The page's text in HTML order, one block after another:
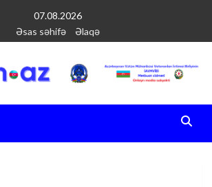
07.08.2026
Əsas səhifə
Əlaqə